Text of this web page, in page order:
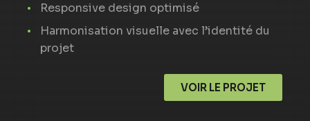
Responsive design optimisé
Harmonisation visuelle avec l’identité du
projet
VOIR LE PROJET